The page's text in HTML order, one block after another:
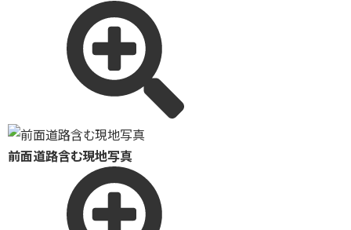
前面道路含む現地写真